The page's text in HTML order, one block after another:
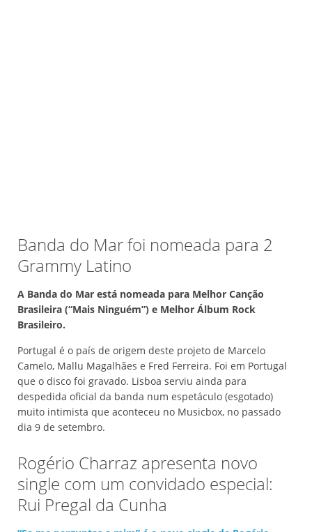
Banda do Mar foi nomeada para 2
Grammy Latino
A Banda do Mar está nomeada para Melhor Canção
Brasileira (“Mais Ninguém”) e Melhor Álbum Rock
Brasileiro.
Portugal é o país de origem deste projeto de Marcelo
Camelo, Mallu Magalhães e Fred Ferreira. Foi em Portugal
que o disco foi gravado. Lisboa serviu ainda para
despedida oficial da banda num espetáculo (esgotado)
muito intimista que aconteceu no Musicbox, no passado
dia 9 de setembro.
Rogério Charraz apresenta novo
single com um convidado especial:
Rui Pregal da Cunha